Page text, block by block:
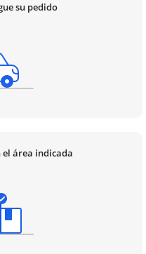
su pedido
el área indicada